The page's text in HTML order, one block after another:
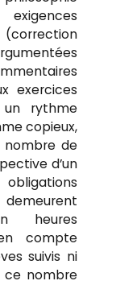
exercices
rythme
copieux,
nombre de
d’un
heures
compte
suivis ni
ce nombre